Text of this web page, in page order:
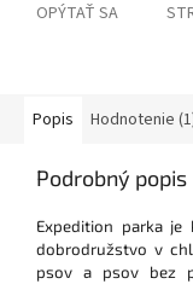
OPÝTAŤ SA
Popis Hodnotenie
Podrobný popis
Expedition parka
dobrodružstvo v
psov a psov bez